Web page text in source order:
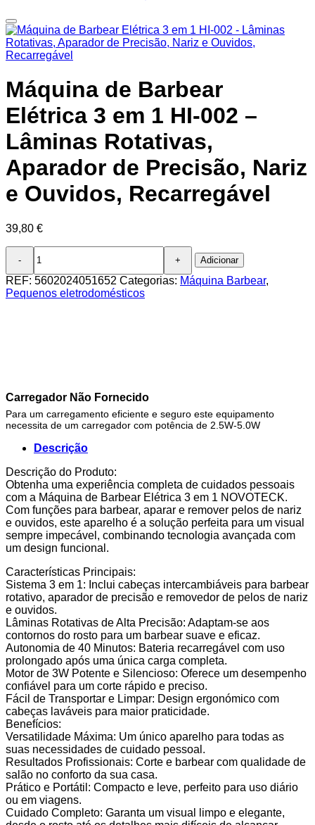
Máquina de Barbear
Elétrica 3 em 1 HI-002 –
Lâminas Rotativas,
Aparador de Precisão, Nariz
e Ouvidos, Recarregável
39,80 €
Quantidade
Máquina
de
Barbear
-
Lâminas
Rotativas,
Aparador
Precisão,
Nariz
e
Ouvidos,
Recarregável
Adicionar
REF: 5602024051652 Categorias: Máquina Barbear,
Pequenos eletrodomésticos
Carregador Não Fornecido
Para um carregamento eficiente e seguro este equipamento
necessita de um carregador com potência de 2.5W-5.0W
Descrição
Descrição do Produto:
Obtenha uma experiência completa de cuidados pessoais
com a Máquina de Barbear Elétrica 3 em 1 NOVOTECK.
Com funções para barbear, aparar e remover pelos de nariz
e ouvidos, este aparelho é a solução perfeita para um visual
sempre impecável, combinando tecnologia avançada com
um design funcional.
Características Principais:
Sistema 3 em 1: Inclui cabeças intercambiáveis para barbear
rotativo, aparador de precisão e removedor de pelos de nariz
e ouvidos.
Lâminas Rotativas de Alta Precisão: Adaptam-se aos
contornos do rosto para um barbear suave e eficaz.
Autonomia de 40 Minutos: Bateria recarregável com uso
prolongado após uma única carga completa.
Motor de 3W Potente e Silencioso: Oferece um desempenho
confiável para um corte rápido e preciso.
Fácil de Transportar e Limpar: Design ergonómico com
cabeças laváveis para maior praticidade.
Benefícios:
Versatilidade Máxima: Um único aparelho para todas as
suas necessidades de cuidado pessoal.
Resultados Profissionais: Corte e barbear com qualidade de
salão no conforto da sua casa.
Prático e Portátil: Compacto e leve, perfeito para uso diário
ou em viagens.
Cuidado Completo: Garanta um visual limpo e elegante,